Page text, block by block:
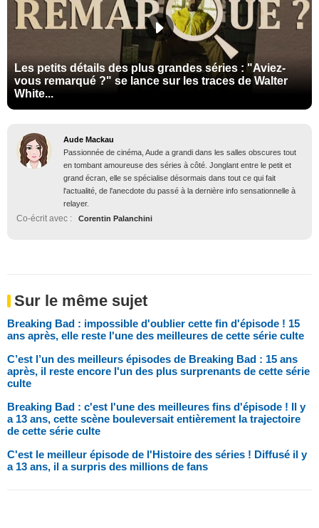
Les petits détails des plus grandes séries : "Aviez-
vous remarqué ?" se lance sur les traces de Walter
White...
Aude Mackau
Passionnée de cinéma, Aude a grandi dans les salles obscures tout
en tombant amoureuse des séries à côté. Jonglant entre le petit et
grand écran, elle se spécialise désormais dans tout ce qui fait
l'actualité, de l'anecdote du passé à la dernière info sensationnelle à
relayer.
Co-écrit avec : Corentin Palanchini
Sur le même sujet
Breaking Bad : impossible d'oublier cette fin d'épisode ! 15
ans après, elle reste l'une des meilleures de cette série culte
C’est l’un des meilleurs épisodes de Breaking Bad : 15 ans
après, il reste encore l'un des plus surprenants de cette série
culte
Breaking Bad : c'est l'une des meilleures fins d'épisode ! Il y
a 13 ans, cette scène bouleversait entièrement la trajectoire
de cette série culte
C'est le meilleur épisode de l'Histoire des séries ! Diffusé il y
a 13 ans, il a surpris des millions de fans